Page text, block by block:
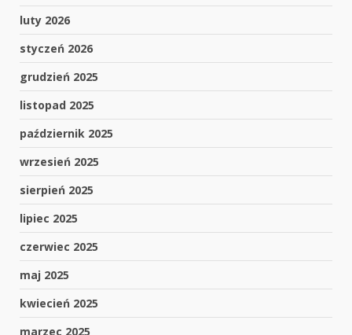
luty 2026
styczeń 2026
grudzień 2025
listopad 2025
październik 2025
wrzesień 2025
sierpień 2025
lipiec 2025
czerwiec 2025
maj 2025
kwiecień 2025
marzec 2025